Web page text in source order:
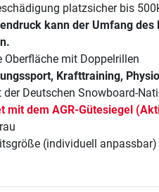
platzsicher bis
kann der Umfang
Oberfläche mit Doppelrillen
Krafttraining,
der Deutschen Snowboard-
mit dem AGR-Gütesiegel
(individuell anpassbar)